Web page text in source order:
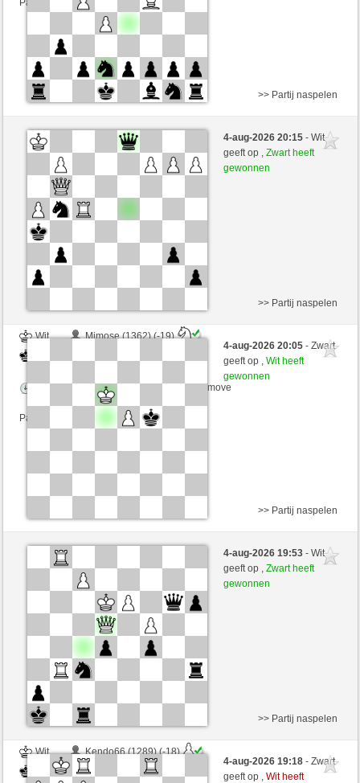
Partij telt mee voor de ranglijst
Wit
Jogle (1200) (-27)
Zwart
perpi17 (1304) (+9)
Speelduur: 9 minutes/side + 1 seconds/move
Partij telt mee voor de ranglijst
>> Partij naspelen
4-aug-2026 20:15- Wit
geeft op ,Zwart heeft
gewonnen
Wit
Mimose (1362) (-19)
Speelduur: 8 minutes/side + 8 seconds/move
Partij telt mee voor de ranglijst
>> Partij naspelen
4-aug-2026 20:05- Zwart
geeft op ,Wit heeft
gewonnen
Zwart
MaHell (1356) (-20)
Speelduur: 6 minutes/side + 0 seconds/move
Partij telt mee voor de ranglijst
>> Partij naspelen
4-aug-2026 19:53- Wit
geeft op ,Zwart heeft
gewonnen
Wit
Kendo66 (1289) (-18)
Zwart
perpi17 (1247) (+18)
>> Partij naspelen
4-aug-2026 19:18- Zwart
geeft op ,Wit heeft